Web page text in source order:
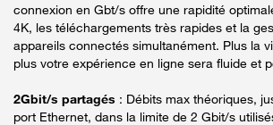
connexion en Gbt/s offre une rapidité
4K, les téléchargements très rapides et la
appareils connectés simultanément. Plus la
plus votre expérience en ligne sera fluide et
2Gbit/s partagés : Débits max théoriques,
port Ethernet, dans la limite de 2 Gbit/s